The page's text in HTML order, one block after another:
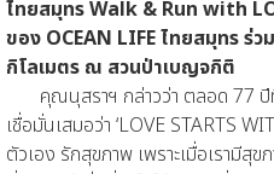
ไทยสมุทร Walk & Run with
ของ OCEAN LIFE ไทยสมุทร ร่ว
กิโลเมตร ณ สวนป่าเบญจกิติ
คุณนุสราฯ กล่าวว่า ตลอด 77 ปีที่
เชื่อมั่นเสมอว่า ‘LOVE STARTS
ตัวเอง รักสุขภาพ เพราะเมื่อเรามีสุ